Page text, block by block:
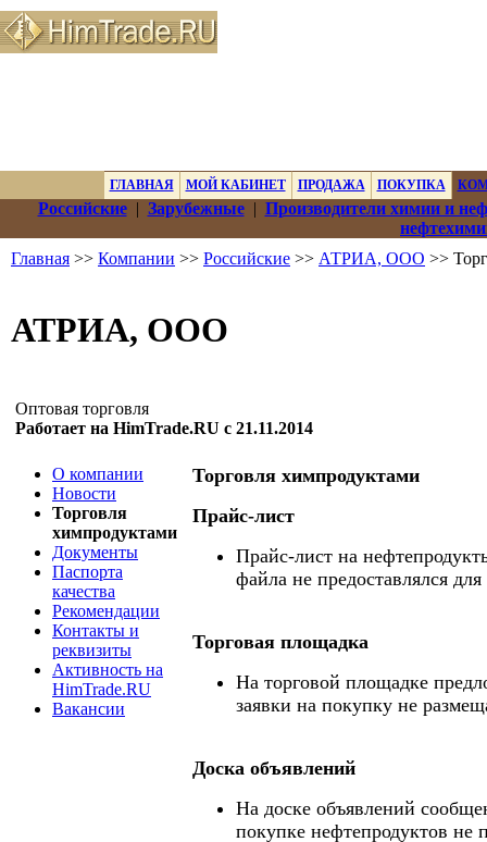
ГЛАВНАЯ МОЙ КАБИНЕТ ПРОДАЖА ПОКУПКА
Российские| Зарубежные| Производители химии и
Главная >> Компании >> Российские >> АТРИА, ООО >>
АТРИА, ООО
Оптовая торговля
Работает на HimTrade.RU с 21.11.2014
О компании
Новости
Торговля
химпродуктами
Документы
Паспорта
качества
Рекомендации
Контакты и
реквизиты
Активность на
HimTrade.RU
Вакансии
Торговля химпродуктами
Прайс-лист
Прайс-лист на
файла не предоставлялся
Торговая площадка
На торговой площадке
заявки на покупку не
Доска объявлений
На доске объявлений
покупке нефтепродуктов не